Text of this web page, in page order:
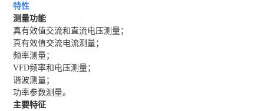
特性
测量功能
真有效值交流和直流电压测量；
真有效值交流电流测量；
频率测量；
VFD频率和电压测量；
谐波测量；
功率参数测量。
主要特征